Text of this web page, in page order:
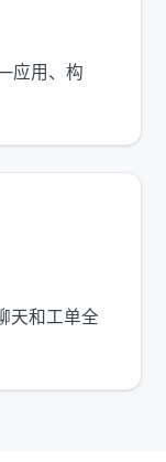
应用、构
天和工单全